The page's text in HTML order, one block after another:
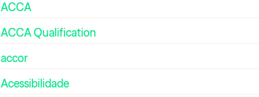
ACCA
ACCA Qualification
accor
Acessibilidade